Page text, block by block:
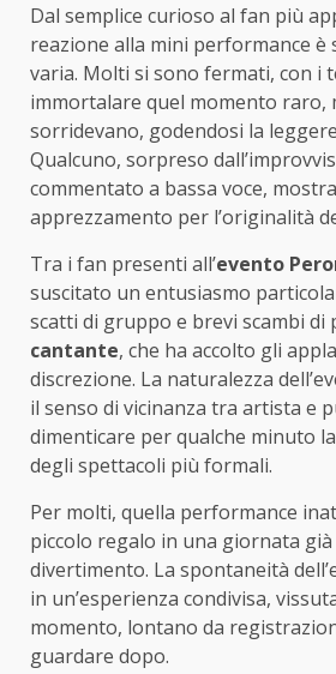
Dal semplice curioso al fan più
reazione alla mini performance è
varia. Molti si sono fermati, con i
immortalare quel momento raro,
sorridevano, godendosi la
Qualcuno, sorpreso
commentato a bassa voce,
apprezzamento per l’originalità
Tra i fan presenti all’evento
suscitato un entusiasmo
scatti di gruppo e brevi scambi di
cantante, che ha accolto gli
discrezione. La naturalezza
il senso di vicinanza tra artista e
dimenticare per qualche minuto
degli spettacoli più formali.
Per molti, quella performance
piccolo regalo in una giornata già
divertimento. La spontaneità
in un’esperienza condivisa,
momento, lontano da
guardare dopo.